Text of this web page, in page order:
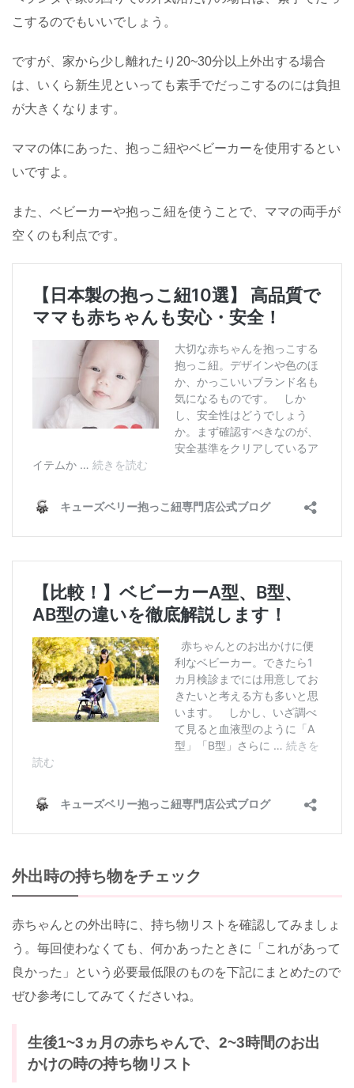
こするのでもいいでしょう。
ですが、家から少し離れたり20~30分以上外出する場合
は、いくら新生児といっても素手でだっこするのには負担
が大きくなります。
ママの体にあった、抱っこ紐やベビーカーを使用するとい
いですよ。
また、ベビーカーや抱っこ紐を使うことで、ママの両手が
空くのも利点です。
外出時の持ち物をチェック
赤ちゃんとの外出時に、持ち物リストを確認してみましょ
う。毎回使わなくても、何かあったときに「これがあって
良かった」という必要最低限のものを下記にまとめたので
ぜひ参考にしてみてくださいね。
生後1~3ヵ月の赤ちゃんで、2~3時間のお出
かけの時の持ち物リスト